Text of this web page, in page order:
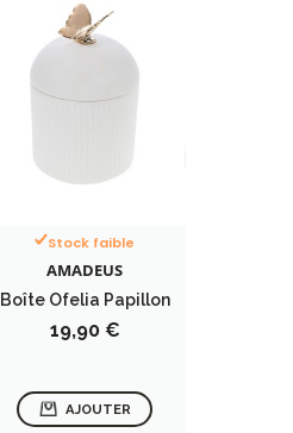
Stock faible
AMADEUS
Boîte Ofelia Papillon
Prix
19,90 €
AJOUTER